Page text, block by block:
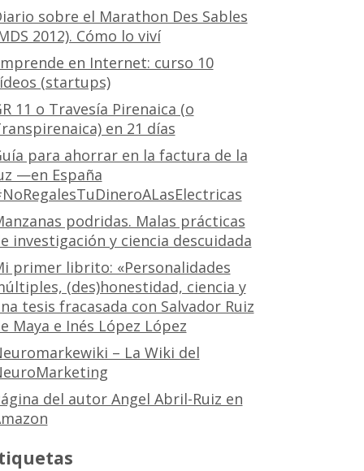
sobre el Marathon Des Sables
2012). Cómo lo viví
en Internet: curso 10
(startups)
11 o Travesía Pirenaica (o
en 21 días
para ahorrar en la factura de la
—en España
podridas. Malas prácticas
investigación y ciencia descuidada
primer librito: «Personalidades
(des)honestidad, ciencia y
tesis fracasada con Salvador Ruiz
Maya e Inés López López
– La Wiki del
del autor Angel Abril-Ruiz en